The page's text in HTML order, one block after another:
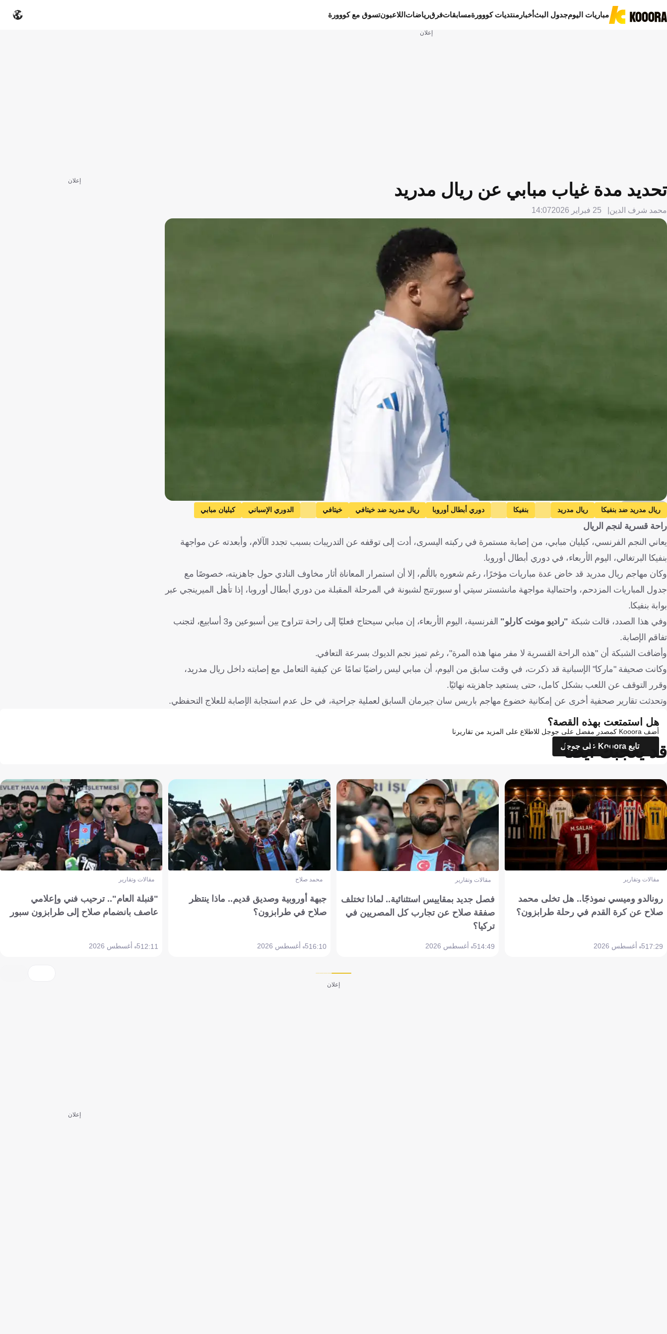
مباريات اليومجدول البثأخبار منتديات كووورةمسابقاتفرقرياضات اللاعبونتسوق مع كووورة
إعلان
تحديد مدة غياب مبابي عن ريال مدريد
محمد شرف الدين 25 فبراير 2026 14:07
Getty Images
ريال مدريد ضد بنفيكا ريال مدريد بنفيكا دوري أبطال أوروبا ريال مدريد ضد خيتافي خيتافي الدوري الإسباني
كيليان مبابي
فرنسا
إسبانيا
راحة قسرية لنجم الريال
يعاني النجم الفرنسي، كيليان مبابي، من إصابة مستمرة في ركبته اليسرى، أدت إلى توقفه عن التدريبات بسبب تجدد الآلام، وأبعدته عن مواجهة
بنفيكا البرتغالي، اليوم الأربعاء، في دوري أبطال أوروبا.
وكان مهاجم ريال مدريد قد خاض عدة مباريات مؤخرًا، رغم شعوره بالألم، إلا أن استمرار المعاناة أثار مخاوف النادي حول جاهزيته، خصوصًا مع
جدول المباريات المزدحم، واحتمالية مواجهة مانشستر سيتي أو سبورتنج لشبونة في المرحلة المقبلة من دوري أبطال أوروبا، إذا تأهل الميرينجي عبر
بوابة بنفيكا.
وفي هذا الصدد، قالت شبكة "راديو مونت كارلو"
الفرنسية، اليوم الأربعاء، إن مبابي سيحتاج فعليًا إلى راحة تتراوح بين أسبوعين و3 أسابيع، لتجنب
تفاقم الإصابة.
وأضافت الشبكة أن "هذه الراحة القسرية لا مفر منها هذه المرة"، رغم تميز نجم الديوك بسرعة التعافي.
وكانت صحيفة "ماركا" الإسبانية قد ذكرت، في وقت سابق من اليوم، أن مبابي ليس راضيًا تمامًا عن كيفية التعامل مع إصابته داخل ريال مدريد،
وقرر التوقف عن اللعب بشكل كامل، حتى يستعيد جاهزيته نهائيًا.
وتحدثت تقارير صحفية أخرى عن إمكانية خضوع مهاجم باريس سان جيرمان السابق لعملية جراحية، في حل عدم استجابة الإصابة للعلاج التحفظي.
إعلان
هل استمتعت بهذه القصة؟
أضف Kooora كمصدر مفضل على جوجل للاطلاع على المزيد من تقاريرنا
تابع Kooora على جوجل
قد يعجبك أيضاً
مقالات وتقارير
رونالدو وميسي نموذجًا.. هل تخلى محمد
صلاح عن كرة القدم في رحلة طرابزون؟
17:295 أغسطس 2026
مقالات وتقارير
فصل جديد بمقاييس استثنائية.. لماذا تختلف
صفقة صلاح عن تجارب كل المصريين في
تركيا؟
14:495 أغسطس 2026
محمد صلاح
جبهة أوروبية وصديق قديم.. ماذا ينتظر
صلاح في طرابزون؟
16:105 أغسطس 2026
مقالات وتقارير
"قنبلة العام".. ترحيب فني وإعلامي
عاصف بانضمام صلاح إلى طرابزون سبور
12:115 أغسطس 2026
إعلان
إعلان